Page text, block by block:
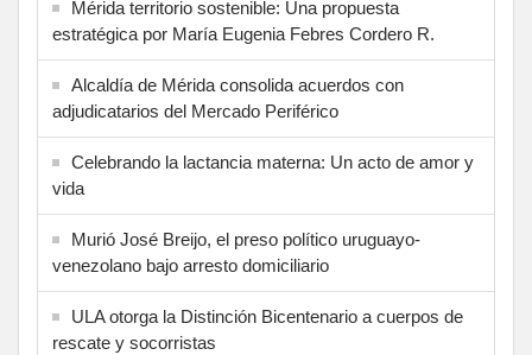
Mérida territorio sostenible: Una propuesta
estratégica por María Eugenia Febres Cordero R.
Alcaldía de Mérida consolida acuerdos con
adjudicatarios del Mercado Periférico
Celebrando la lactancia materna: Un acto de amor y
vida
Murió José Breijo, el preso político uruguayo-
venezolano bajo arresto domiciliario
ULA otorga la Distinción Bicentenario a cuerpos de
rescate y socorristas